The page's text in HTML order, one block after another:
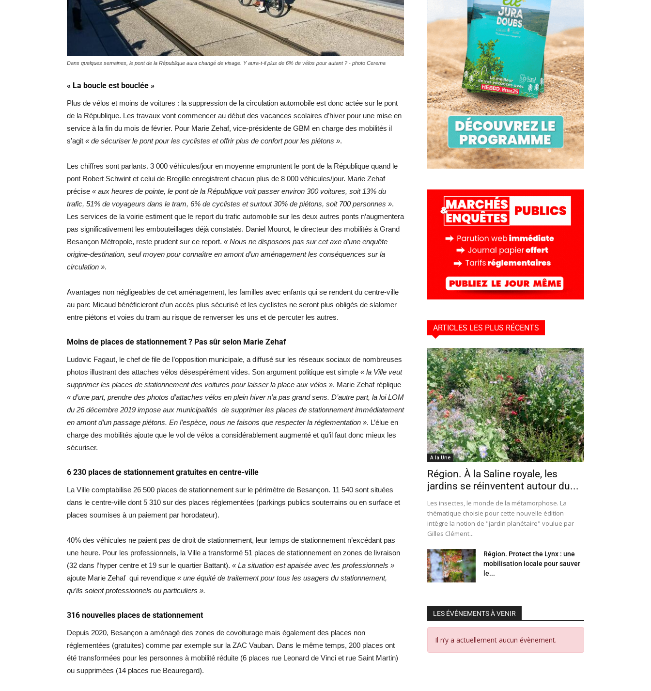
Hebdo25
Dans quelques semaines, le pont de la République aura changé de visage. Y aura-t-il plus de 6% de vélos pour autant ? - photo Cerema
« La boucle est bouclée »
Plus de vélos et moins de voitures : la suppression de la circulation automobile est donc actée sur le pont
de la République. Les travaux vont commencer au début des vacances scolaires d’hiver pour une mise en
service à la fin du mois de février. Pour Marie Zehaf, vice-présidente de GBM en charge des mobilités il
s’agit « de sécuriser le pont pour les cyclistes et offrir plus de confort pour les piétons ».
Les chiffres sont parlants. 3 000 véhicules/jour en moyenne empruntent le pont de la République quand le
pont Robert Schwint et celui de Bregille enregistrent chacun plus de 8 000 véhicules/jour. Marie Zehaf
précise « aux heures de pointe, le pont de la République voit passer environ 300 voitures, soit 13% du
trafic, 51% de voyageurs dans le tram, 6% de cyclistes et surtout 30% de piétons, soit 700 personnes ».
Les services de la voirie estiment que le report du trafic automobile sur les deux autres ponts n’augmentera
pas significativement les embouteillages déjà constatés. Daniel Mourot, le directeur des mobilités à Grand
Besançon Métropole, reste prudent sur ce report. « Nous ne disposons pas sur cet axe d’une enquête
origine-destination, seul moyen pour connaître en amont d’un aménagement les conséquences sur la
circulation ».
Avantages non négligeables de cet aménagement, les familles avec enfants qui se rendent du centre-ville
au parc Micaud bénéficieront d’un accès plus sécurisé et les cyclistes ne seront plus obligés de slalomer
entre piétons et voies du tram au risque de renverser les uns et de percuter les autres.
Moins de places de stationnement ? Pas sûr selon Marie Zehaf
Ludovic Fagaut, le chef de file de l’opposition municipale, a diffusé sur les réseaux sociaux de nombreuses
photos illustrant des attaches vélos désespérément vides. Son argument politique est simple « la Ville veut
supprimer les places de stationnement des voitures pour laisser la place aux vélos ». Marie Zehaf réplique
« d’une part, prendre des photos d’attaches vélos en plein hiver n’a pas grand sens. D’autre part, la loi LOM
du 26 décembre 2019 impose aux municipalités de supprimer les places de stationnement immédiatement
en amont d’un passage piétons. En l’espèce, nous ne faisons que respecter la réglementation ». L’élue en
charge des mobilités ajoute que le vol de vélos a considérablement augmenté et qu’il faut donc mieux les
sécuriser.
6 230 places de stationnement gratuites en centre-ville
La Ville comptabilise 26 500 places de stationnement sur le périmètre de Besançon. 11 540 sont situées
dans le centre-ville dont 5 310 sur des places réglementées (parkings publics souterrains ou en surface et
places soumises à un paiement par horodateur).
40% des véhicules ne paient pas de droit de stationnement, leur temps de stationnement n’excédant pas
une heure. Pour les professionnels, la Ville a transformé 51 places de stationnement en zones de livraison
(32 dans l’hyper centre et 19 sur le quartier Battant). « La situation est apaisée avec les professionnels »
ajoute Marie Zehaf qui revendique « une équité de traitement pour tous les usagers du stationnement,
qu’ils soient professionnels ou particuliers ».
316 nouvelles places de stationnement
Depuis 2020, Besançon a aménagé des zones de covoiturage mais également des places non
réglementées (gratuites) comme par exemple sur la ZAC Vauban. Dans le même temps, 200 places ont
été transformées pour les personnes à mobilité réduite (6 places rue Leonard de Vinci et rue Saint Martin)
ou supprimées (14 places rue Beauregard).
ARTICLES LES PLUS RÉCENTS
A la Une
Région. À la Saline royale, les
jardins se réinventent autour du...
Les insectes, le monde de la métamorphose. La
thématique choisie pour cette nouvelle édition
intègre la notion de "jardin planétaire" voulue par
Gilles Clément...
Région. Protect the Lynx : une
mobilisation locale pour sauver
le...
LES ÉVÉNEMENTS À VENIR
Il n’y a actuellement aucun évènement.